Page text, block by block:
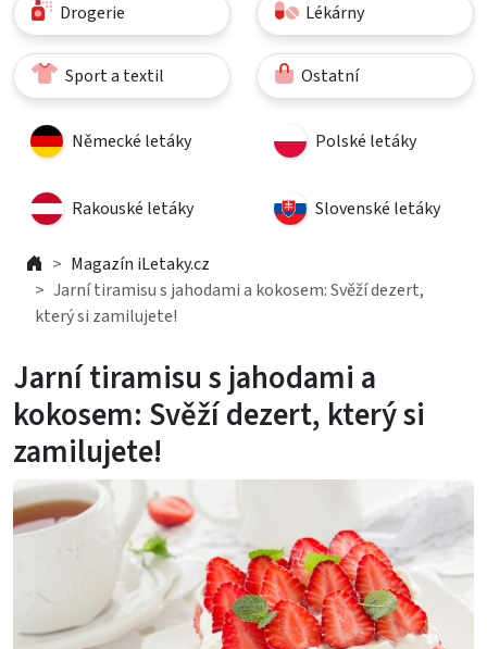
Drogerie Lékárny
Sport a textil Ostatní
Německé letáky Polské letáky
Rakouské letáky Slovenské letáky
Magazín iLetaky.cz
Jarní tiramisu s jahodami a kokosem: Svěží dezert,
který si zamilujete!
Jarní tiramisu s jahodami a
kokosem: Svěží dezert, který si
zamilujete!